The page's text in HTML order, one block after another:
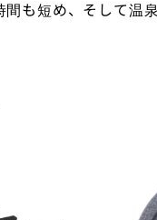
も短め、そして温